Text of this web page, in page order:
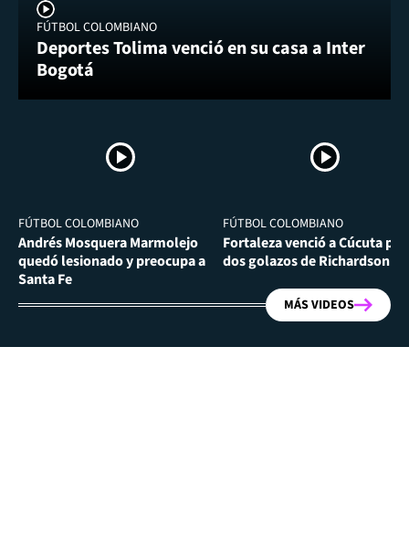
FÚTBOL COLOMBIANO
Deportes Tolima venció en su casa a Inter
Bogotá
FÚTBOL COLOMBIANO
Andrés Mosquera Marmolejo
quedó lesionado y preocupa a
Santa Fe
FÚTBOL COLOMBIANO
Fortaleza venció a Cúcuta por
dos golazos de Richardson
MÁS VIDEOS